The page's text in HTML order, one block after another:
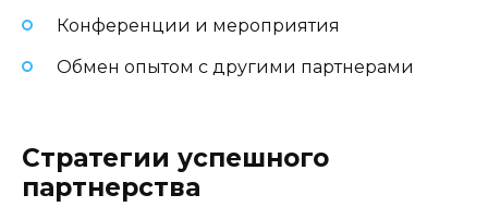
Конференции и мероприятия
Обмен опытом с другими партнерами
Стратегии успешного
партнерства